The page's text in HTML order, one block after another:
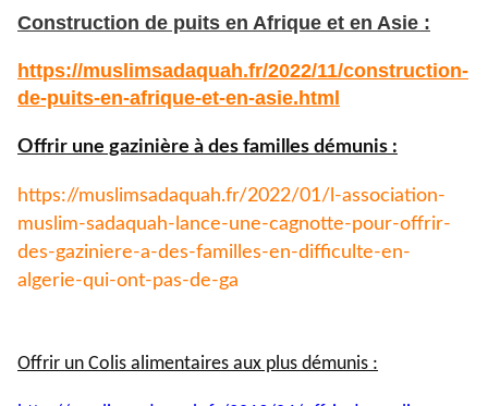
Construction de puits en Afrique et en Asie :
https://muslimsadaquah.fr/2022/11/construction-
de-puits-en-afrique-et-en-asie.html
Offrir une gazinière à des familles démunis :
https://muslimsadaquah.fr/2022/01/l-association-
muslim-sadaquah-lance-une-cagnotte-pour-offrir-
des-gaziniere-a-des-familles-en-difficulte-en-
algerie-qui-ont-pas-de-ga
Offrir un Colis alimentaires aux plus démunis :